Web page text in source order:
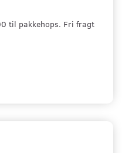
til pakkehops. Fri fragt